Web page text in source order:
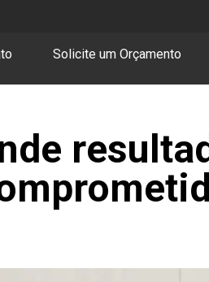
Solicite um Orçamento